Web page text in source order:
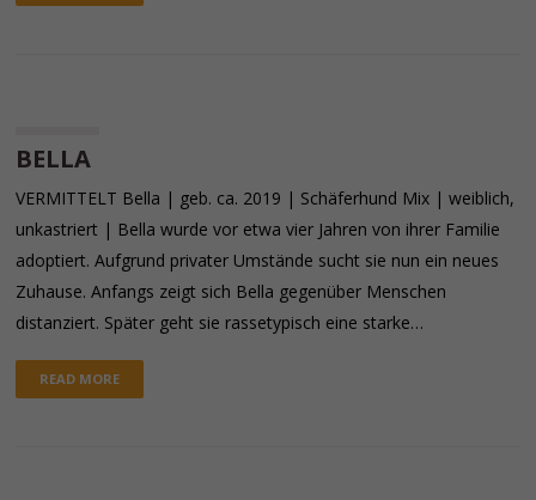
BELLA
VERMITTELT Bella | geb. ca. 2019 | Schäferhund Mix | weiblich,
unkastriert | Bella wurde vor etwa vier Jahren von ihrer Familie
adoptiert. Aufgrund privater Umstände sucht sie nun ein neues
Zuhause. Anfangs zeigt sich Bella gegenüber Menschen
distanziert. Später geht sie rassetypisch eine starke…
READ MORE